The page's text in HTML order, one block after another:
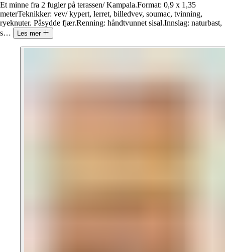
Et minne fra 2 fugler på terassen/ Kampala.Format: 0,9 x 1,35
meterTeknikker: vev/ kypert, lerret, billedvev, soumac, tvinning,
ryeknuter. Påsydde fjær.Renning: håndtvunnet sisal.Innslag: naturbast,
s… Les mer